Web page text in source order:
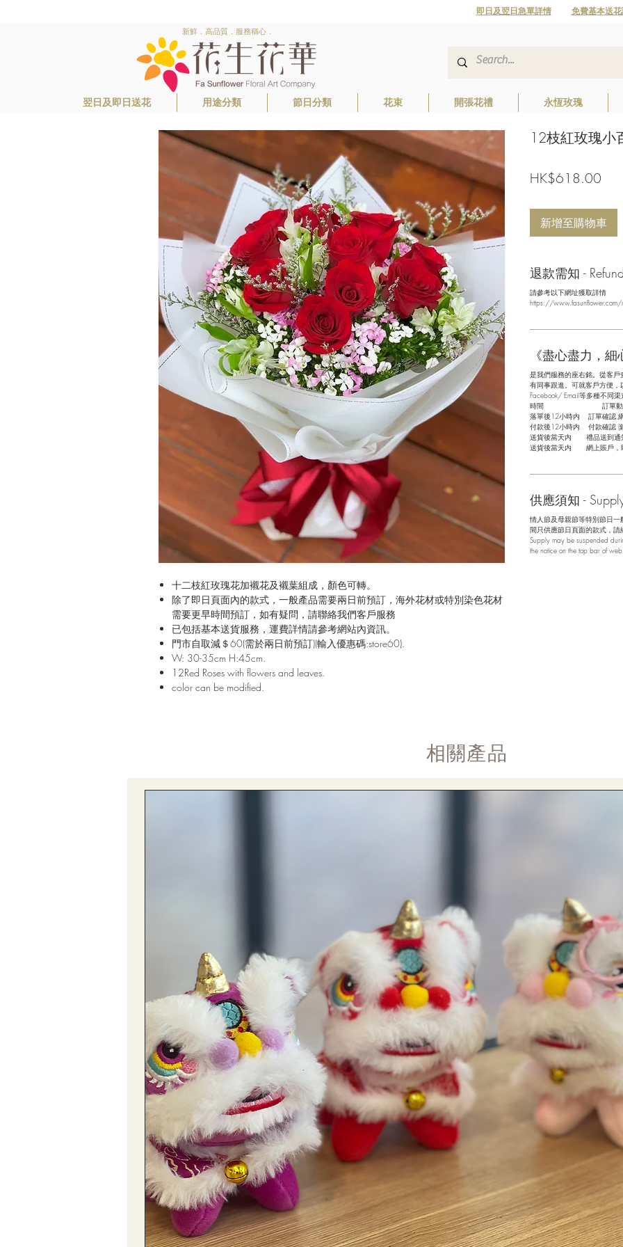
即日及翌日急單詳情 免費基本送
新鮮．高品質．服務稱心．
翌日及即日送花 用途分類 節日分類 花束 開張花禮 永恆玫瑰
十二枝紅玫瑰花加襯花及襯葉組成，顏色可轉。
除了即日頁面內的款式，一般產品需要兩日前預訂，海外花材或特別染色花材
需要更早時間預訂，如有疑問，請聯絡我們客戶服務
已包括基本送貨服務，運費詳情請參考網站內資訊。
門市自取減＄60(需於兩日前預訂)(輸入優惠碼:store60).
W: 30-35cm H:45cm.
12Red Roses with flowers and leaves.
color can be modified.
12枝紅玫瑰小
HK$618.00
新增至購物車
退款需知 -
請參考以下網址獲取詳情
https://www.fasunflower.com/
《盡心盡力，
是我們服務的座右銘。從客
有同事跟進。可就客戶方便
Facebook/ Email等多種不同渠
時間 訂單動
落單後12小時内 訂單確認,
付款後12小時内 付款確認 (
送貨後當天内 禮品送到通
送貨後當天内 網上賬戶，
供應須知 -
情人節及母親節等特別節日
間只供應節日頁面的款式，
Supply may be suspended
the notice on the top bar of
​相關產品